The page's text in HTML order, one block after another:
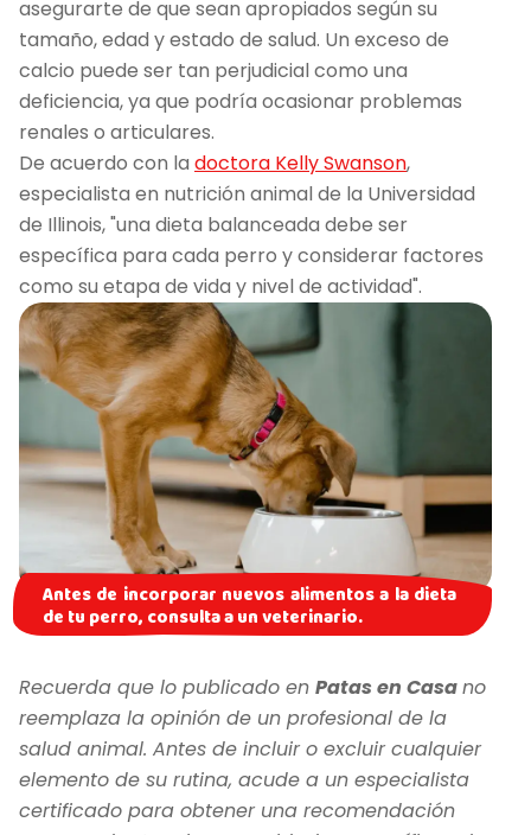
asegurarte de que sean apropiados según su
tamaño, edad y estado de salud. Un exceso de
calcio puede ser tan perjudicial como una
deficiencia, ya que podría ocasionar problemas
renales o articulares.
De acuerdo con la doctora Kelly Swanson,
especialista en nutrición animal de la Universidad
de Illinois, "una dieta balanceada debe ser
específica para cada perro y considerar factores
como su etapa de vida y nivel de actividad".
Antes de incorporar nuevos alimentos a la dieta
de tu perro, consulta a un veterinario.
Recuerda que lo publicado en Patas en Casano
reemplaza la opinión de un profesional de la
salud animal. Antes de incluir o excluir cualquier
elemento de su rutina, acude a un especialista
certificado para obtener una recomendación